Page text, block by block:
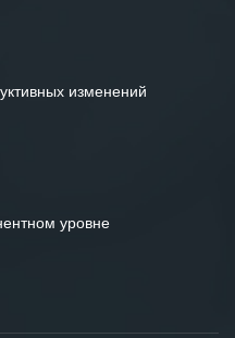
изменений
уровне